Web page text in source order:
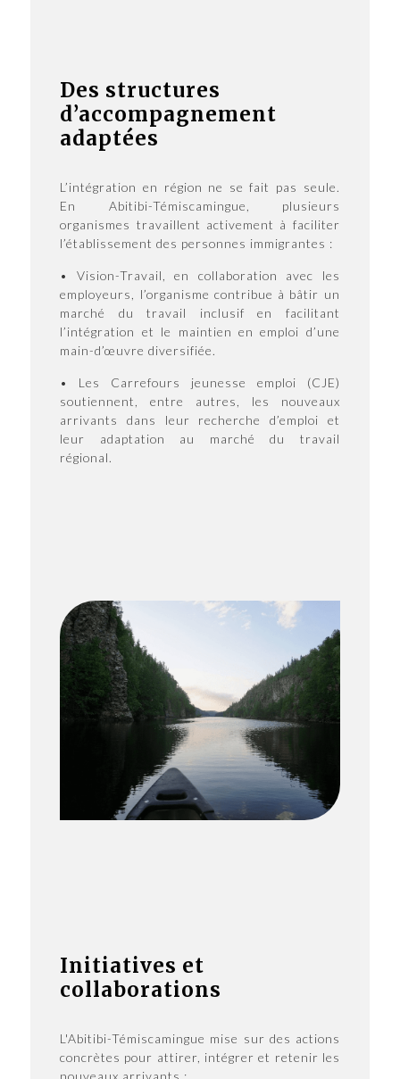
Des structures
d’accompagnement
adaptées
L’intégration en région ne se fait pas seule.
En Abitibi-Témiscamingue, plusieurs
organismes travaillent activement à faciliter
l’établissement des personnes immigrantes :
• Vision-Travail, en collaboration avec les
employeurs, l’organisme contribue à bâtir un
marché du travail inclusif en facilitant
l’intégration et le maintien en emploi d’une
main-d’œuvre diversifiée.
• Les Carrefours jeunesse emploi (CJE)
soutiennent, entre autres, les nouveaux
arrivants dans leur recherche d’emploi et
leur adaptation au marché du travail
régional.
Initiatives et
collaborations
L'Abitibi-Témiscamingue mise sur des actions
concrètes pour attirer, intégrer et retenir les